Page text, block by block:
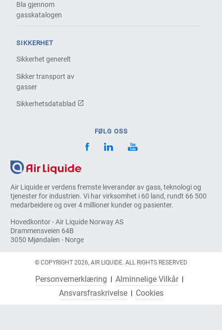
Air Liquide er verdens fremste leverandør av gass, teknologi og
tjenester for industrien. Vi har virksomhet i 60 land, rundt 66 500
medarbeidere og over 4 millioner kunder og pasienter.
Hovedkontor - Air Liquide Norway AS
Drammensveien 64B
3050 Mjøndalen - Norge
Bla gjennom
gasskatalogen
SIKKERHET
Sikkerhet generelt
Sikker transport av
gasser
Sikkerhetsdatablad
FØLG OSS
© COPYRIGHT 2026, AIR LIQUIDE. ALL RIGHTS RESERVED
Personvernerklæring
Alminnelige Vilkår
Ansvarsfraskrivelse
Cookies